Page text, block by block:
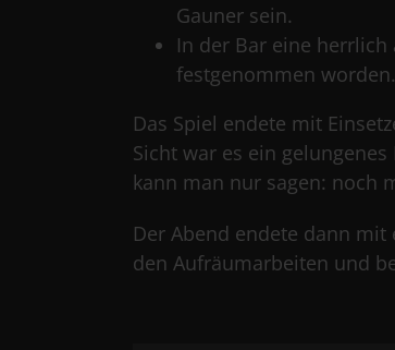
Gauner sein.
In der Bar eine
festgenommen
Das Spiel endete mit
Sicht war es ein
kann man nur sagen: noch
Der Abend endete dann
den Aufräumarbeiten und